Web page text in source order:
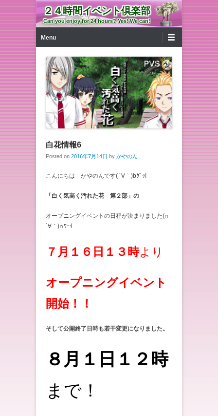
２４時間イベント倶楽部
Can you enjoy for 24 hours? Yes! We can!
Menu
白花情報6
Posted on 2016年7月14日 by かやのん
こんにちは かやのんです( ´∀｀)bｸﾞｯ!
「白く気高く汚れた花 第２部」の
オープニングイベントの日程が決まりました(∩
´∀｀)∩ﾜｰｲ
７月１６日１３時より
オープニングイベント
開始！！
そして公開終了日時も若干変更になりました。
８月１日１２時
まで！